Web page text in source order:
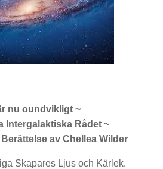
nu oundvikligt ~
Intergalaktiska Rådet ~
av Chellea Wilder
Skapares Ljus och Kärlek.